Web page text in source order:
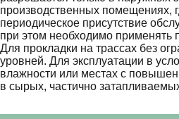
производственных помещениях,
периодическое присутствие
при этом необходимо применять
Для прокладки на трассах без
уровней. Для эксплуатации в
влажности или местах с
в сырых, частично